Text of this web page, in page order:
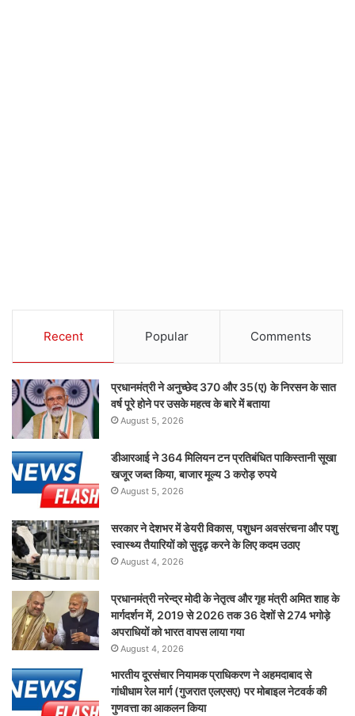
Recent Popular Comments
प्रधानमंत्री ने अनुच्छेद 370 और 35(ए) के निरसन के सात
वर्ष पूरे होने पर उसके महत्व के बारे में बताया
August 5, 2026
डीआरआई ने 364 मिलियन टन प्रतिबंधित पाकिस्तानी सूखा
खजूर जब्त किया, बाजार मूल्य 3 करोड़ रुपये
August 5, 2026
सरकार ने देशभर में डेयरी विकास, पशुधन अवसंरचना और पशु
स्वास्थ्य तैयारियों को सुदृढ़ करने के लिए कदम उठाए
August 4, 2026
प्रधानमंत्री नरेन्द्र मोदी के नेतृत्व और गृह मंत्री अमित शाह के
मार्गदर्शन में, 2019 से 2026 तक 36 देशों से 274 भगोड़े
अपराधियों को भारत वापस लाया गया
August 4, 2026
भारतीय दूरसंचार नियामक प्राधिकरण ने अहमदाबाद से
गांधीधाम रेल मार्ग (गुजरात एलएसए) पर मोबाइल नेटवर्क की
गुणवत्ता का आकलन किया